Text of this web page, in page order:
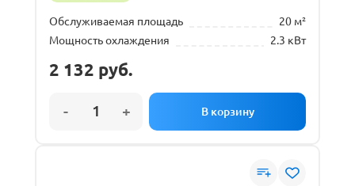
Обслуживаемая площадь
20 м²
Мощность охлаждения
2.3 кВт
2 132 руб.